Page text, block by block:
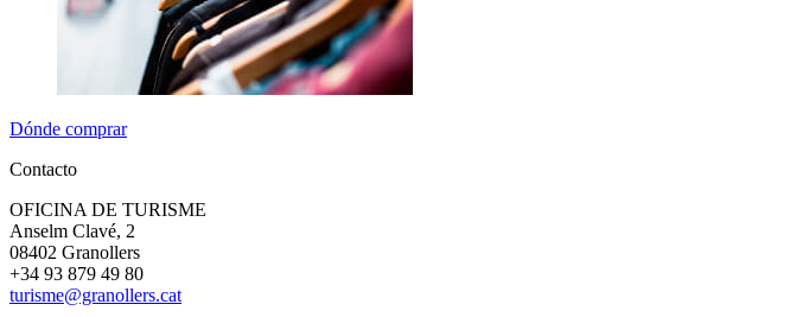
Dónde comprar
Contacto
OFICINA DE TURISME
Anselm Clavé, 2
08402 Granollers
+34 93 879 49 80
turisme@granollers.cat